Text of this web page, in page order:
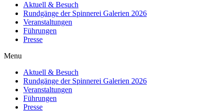
Aktuell & Besuch
Rundgänge der Spinnerei Galerien 2026
Veranstaltungen
Führungen
Presse
Menu
Aktuell & Besuch
Rundgänge der Spinnerei Galerien 2026
Veranstaltungen
Führungen
Presse